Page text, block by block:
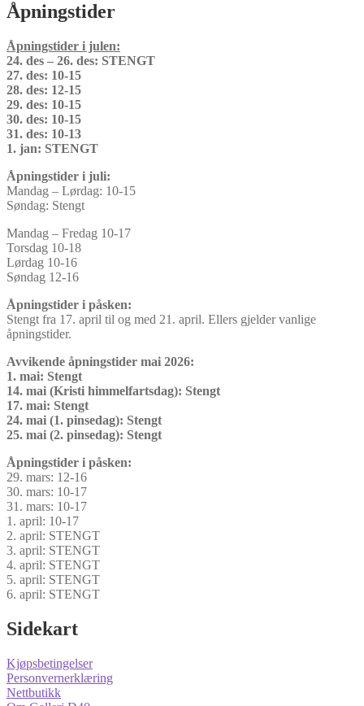
Åpningstider
Åpningstider i julen:
24. des – 26. des: STENGT
27. des: 10-15
28. des: 12-15
29. des: 10-15
30. des: 10-15
31. des: 10-13
1. jan: STENGT
Åpningstider i juli:
Mandag – Lørdag: 10-15
Søndag: Stengt
Mandag – Fredag 10-17
Torsdag 10-18
Lørdag 10-16
Søndag 12-16
Åpningstider i påsken:
Stengt fra 17. april til og med 21. april. Ellers gjelder vanlige
åpningstider.
Avvikende åpningstider mai 2026:
1. mai: Stengt
14. mai (Kristi himmelfartsdag): Stengt
17. mai: Stengt
24. mai (1. pinsedag): Stengt
25. mai (2. pinsedag): Stengt
Åpningstider i påsken:
29. mars: 12-16
30. mars: 10-17
31. mars: 10-17
1. april: 10-17
2. april: STENGT
3. april: STENGT
4. april: STENGT
5. april: STENGT
6. april: STENGT
Sidekart
Kjøpsbetingelser
Personvernerklæring
Nettbutikk